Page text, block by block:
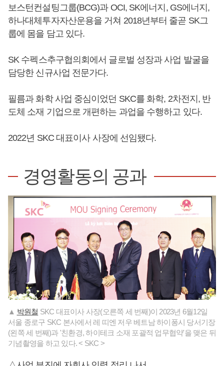
보스턴컨설팅그룹(BCG)과 OCI, SK에너지, GS에너지,
하나대체투자자산운용을 거쳐 2018년부터 줄곧 SK그
룹에 몸을 담고 있다.
SK 수펙스추구협의회에서 글로벌 성장과 사업 발굴을
담당한 신규사업 전문가다.
필름과 화학 사업 중심이었던 SKC를 화학, 2차전지, 반
도체 소재 기업으로 개편하는 과업을 수행하고 있다.
2022년 SKC 대표이사 사장에 선임됐다.
경영활동의 공과
▲ 박원철 SKC 대표이사 사장(오른쪽 세 번째)이 2023년 6월12일
서울 종로구 SKC 본사에서 레 띠엔 저우 베트남 하이퐁시 당서기장
(왼쪽 세 번째)과 '친환경, 하이테크 소재 포괄적 업무협약'을 맺은 뒤
기념촬영을 하고 있다. < SKC >